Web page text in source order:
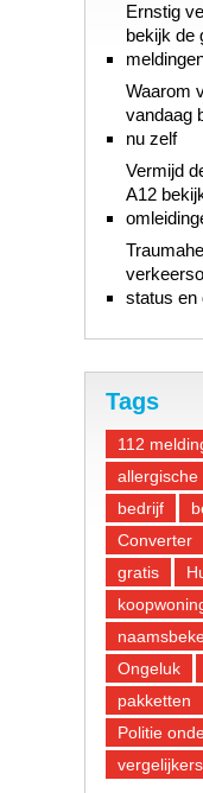
Ernstig
bekijk de
Waarom
vandaag
nu zelf
Vermijd
A12
status en
Tags
112
allergische
bedrijf
Converter
gratis
Ongeluk
pakketten
Politie
vergelijkers